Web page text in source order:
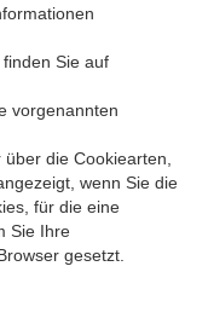
Sie auf
vorgenannten
die Cookiearten,
wenn Sie die
für die eine
Sie Ihre
gesetzt.